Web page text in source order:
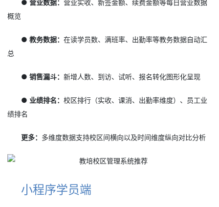
● 营业数据：营业实收、新签金额、续费金额等每日营业数据
概览
● 教务数据：在读学员数、满班率、出勤率等教务数据自动汇
总
● 销售漏斗：新增人数、到访、试听、报名转化图形化呈现
● 业绩排名：校区排行（实收、课消、出勤率维度）、员工业
绩排名
更多： 多维度数据支持校区间横向以及时间维度纵向对比分析
小程序学员端